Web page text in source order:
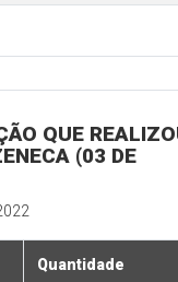
QUE
(03 DE
Quantidade